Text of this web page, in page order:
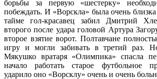
борьбы за первую «шестерку»
побеждать. И «Ворскла» была очень
тайме гол-красавец забил Дмитрий
второго после удара головой Артура
второе взятие ворот. Полтавчане
игру и могли забивать в третий раз.
Мякушко вратаря «Олимпика» спасла
начало работать старое футбольное
ударило оно «Ворсклу» очень и очень